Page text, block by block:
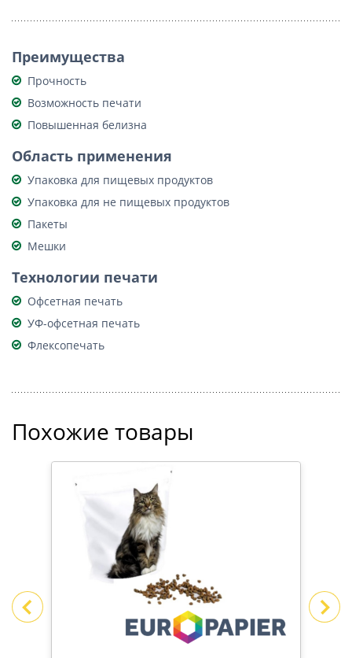
Преимущества
Прочность
Возможность печати
Повышенная белизна
Область применения
Упаковка для пищевых продуктов
Упаковка для не пищевых продуктов
Пакеты
Мешки
Технологии печати
Офсетная печать
УФ-офсетная печать
Флексопечать
Похожие товары